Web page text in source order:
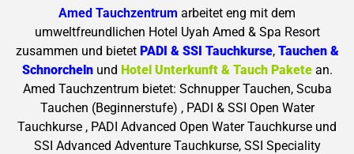
Amed Tauchzentrum arbeitet eng mit dem
umweltfreundlichen Hotel Uyah Amed & Spa Resort
zusammen und bietet PADI & SSI Tauchkurse, Tauchen &
Schnorcheln und Hotel Unterkunft & TauchPakete an.
Amed Tauchzentrum bietet: Schnupper Tauchen, Scuba
Tauchen (Beginnerstufe) , PADI & SSI Open Water
Tauchkurse , PADI Advanced Open Water Tauchkurse und
SSI Advanced Adventure Tauchkurse, SSI Speciality